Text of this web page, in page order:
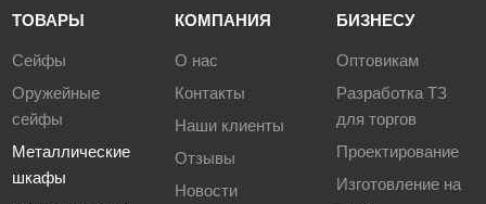
ТОВАРЫ
Сейфы
Оружейные
сейфы
Металлические
шкафы
КОМПАНИЯ
О нас
Контакты
Наши клиенты
Отзывы
Новости
БИЗНЕСУ
Оптовикам
Разработка ТЗ
для торгов
Проектирование
Изготовление на